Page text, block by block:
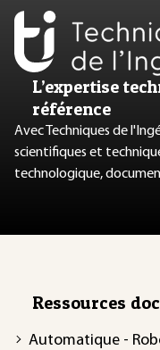
L’expertise
référence
Avec Techniques de
scientifiques et
technologique,
Ressources
Automatique -